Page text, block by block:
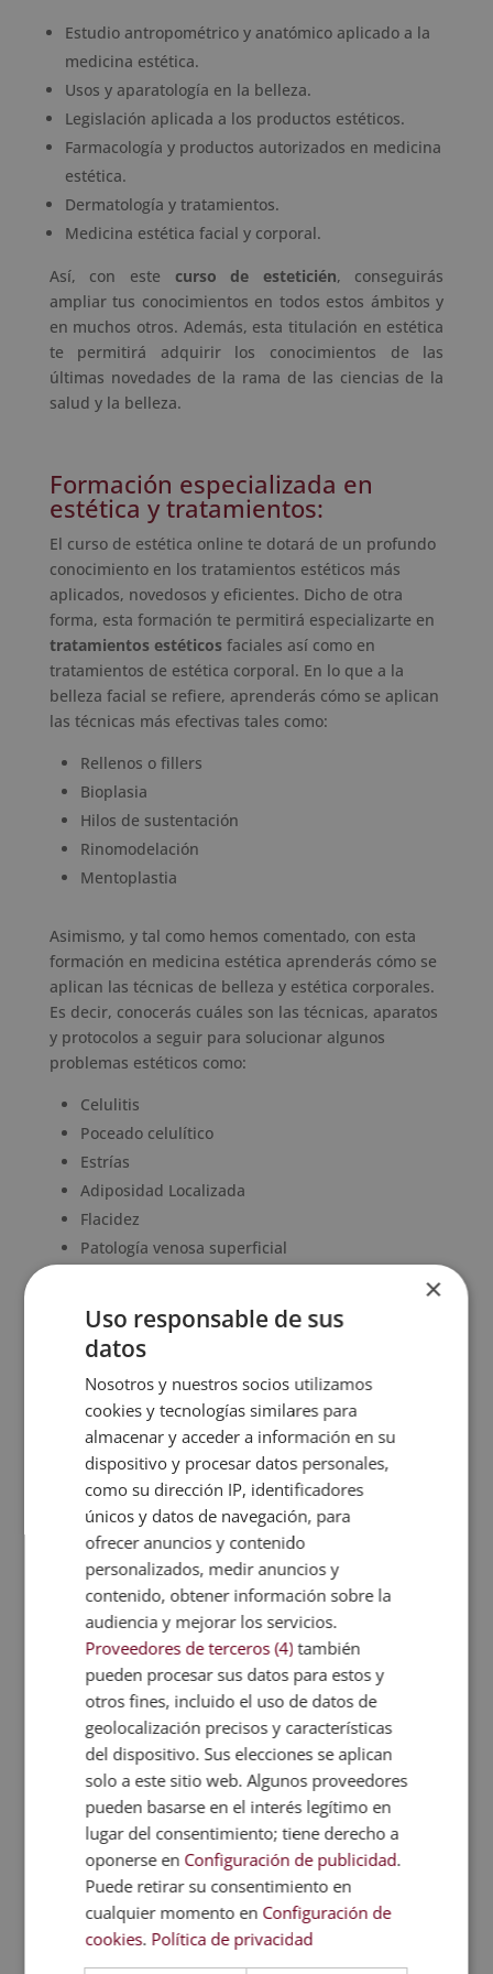
Estudio antropométrico y anatómico aplicado a la
medicina estética.
Usos y aparatología en la belleza.
Legislación aplicada a los productos estéticos.
Farmacología y productos autorizados en medicina
estética.
Dermatología y tratamientos.
Medicina estética facial y corporal.
Así, con este curso de esteticién, conseguirás
ampliar tus conocimientos en todos estos ámbitos y
en muchos otros. Además, esta titulación en estética
te permitirá adquirir los conocimientos de las
últimas novedades de la rama de las ciencias de la
salud y la belleza.
Formación especializada en
estética y tratamientos:
El curso de estética online te dotará de un profundo
conocimiento en los tratamientos estéticos más
aplicados, novedosos y eficientes. Dicho de otra
forma, esta formación te permitirá especializarte en
tratamientos estéticosfaciales así como en
tratamientos de estética corporal. En lo que a la
belleza facial se refiere, aprenderás cómo se aplican
las técnicas más efectivas tales como:
Rellenos o fillers
Bioplasia
Hilos de sustentación
Rinomodelación
Mentoplastia
Asimismo, y tal como hemos comentado, con esta
formación en medicina estética aprenderás cómo se
aplican las técnicas de belleza y estética corporales.
Es decir, conocerás cuáles son las técnicas, aparatos
y protocolos a seguir para solucionar algunos
problemas estéticos como:
Celulitis
Poceado celulítico
Estrías
Adiposidad Localizada
Flacidez
Patología venosa superficial
Ámbitos de estudio
Además, como experto en todo tipo de tratamientos
estéticos, el curso te formará en la aplicación de
terapias contra un gran abanico deproblemas
dermatológicos . Por ejemplo, aprenderás a realizar
tratamientos con láser y luz pulsada o a afrontar
lesiones cutáneas de etiología infecciosa.
Una formación muy valiosa para cualquier esteticién
profesional. Ya que estos profesionales tratan con
personas y, estas, además de querer mejorar su
aspecto físico, buscan también mantener su
salud. Aprendiendo todos estos ámbitos, te
garantizarás poder trabajar en un
centro de estética
y bellezasin poner en riesgo la salud de los clientes.
Contenidos de estética
actualizados
Finalmente, en el curso encontrarás información
extensa y amplia sobre la aplicación de otras
técnicas y tratamientos aplicados en medicina
estética. Y es que en el sector de la
×
Uso responsable de sus
datos
Nosotros y nuestros socios utilizamos
cookies y tecnologías similares para
almacenar y acceder a información en su
dispositivo y procesar datos personales,
como su dirección IP, identificadores
únicos y datos de navegación, para
ofrecer anuncios y contenido
personalizados, medir anuncios y
contenido, obtener información sobre la
audiencia y mejorar los servicios.
Proveedores de terceros (4) también
pueden procesar sus datos para estos y
otros fines, incluido el uso de datos de
geolocalización precisos y características
del dispositivo. Sus elecciones se aplican
solo a este sitio web. Algunos proveedores
pueden basarse en el interés legítimo en
lugar del consentimiento; tiene derecho a
oponerse en Configuración de publicidad.
Puede retirar su consentimiento en
cualquier momento en Configuración de
cookies. Política de privacidad